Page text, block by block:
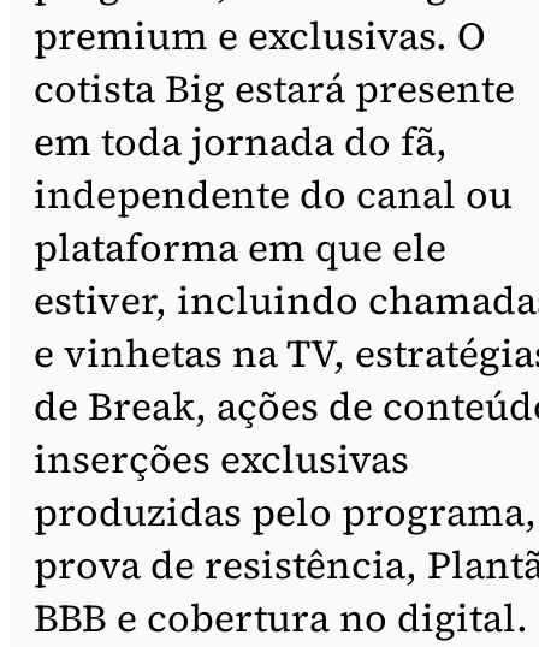
premium e exclusivas. O
cotista Big estará presente
em toda jornada do fã,
independente do canal ou
plataforma em que ele
estiver, incluindo
e vinhetas na TV,
de Break, ações de
inserções exclusivas
produzidas pelo programa,
prova de resistência,
BBB e cobertura no digital.